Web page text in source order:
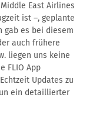
East Airlines
ist –, geplante
gab es bei diesem
auch frühere
liegen uns keine
FLIO App
Updates zu
ein detaillierter